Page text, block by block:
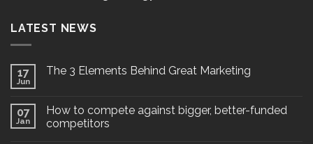
LATEST NEWS
17
Jun
The 3 Elements Behind Great Marketing
07
Jan
How to compete against bigger, better-funded
competitors